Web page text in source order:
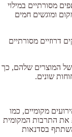
מסורתיים במילוי
ומוגשים חמים
מסורתיים
המוצרים שלהם, כך
שונים.
מקומיים, כמו
את התרבות המקומית
בסדנאות